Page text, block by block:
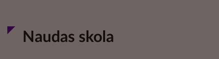
Naudas skola